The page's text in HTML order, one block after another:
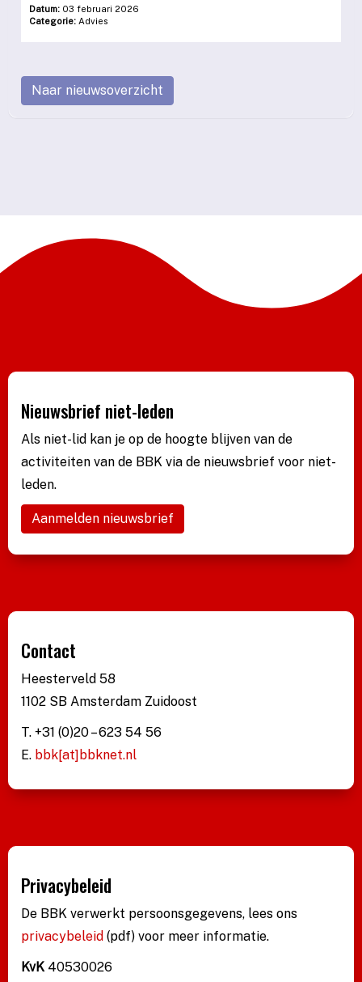
Datum: 03 februari 2026
Categorie: Advies
Naar nieuwsoverzicht
Nieuwsbrief niet-leden
Als niet-lid kan je op de hoogte blijven van de
activiteiten van de BBK via de nieuwsbrief voor niet-
leden.
Aanmelden nieuwsbrief
Contact
Heesterveld 58
1102 SB Amsterdam Zuidoost
T. +31 (0)20 – 623 54 56
E. bbk[at]bbknet.nl
Privacybeleid
De BBK verwerkt persoonsgegevens, lees ons
privacybeleid (pdf) voor meer informatie.
KvK 40530026